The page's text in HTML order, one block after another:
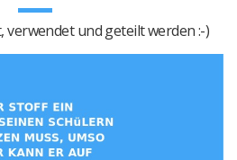
und geteilt werden :-)